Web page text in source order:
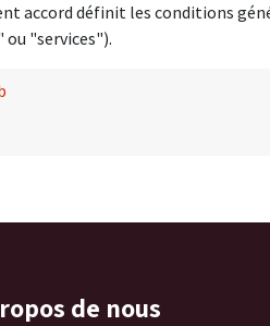
accord définit les conditions
"services").
de nous